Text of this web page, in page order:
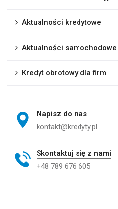
Aktualności kredytowe
Aktualności samochodowe
Kredyt obrotowy dla firm
Napisz do nas
kontakt@kredyty.pl
Skontaktuj się z nami
+48 789 676 605